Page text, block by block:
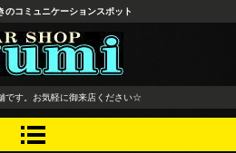
野市 タイヤ ホ
ドニング カーオ
レカロシート
のコミュニケーションスポット
です。お気軽に御来店ください☆